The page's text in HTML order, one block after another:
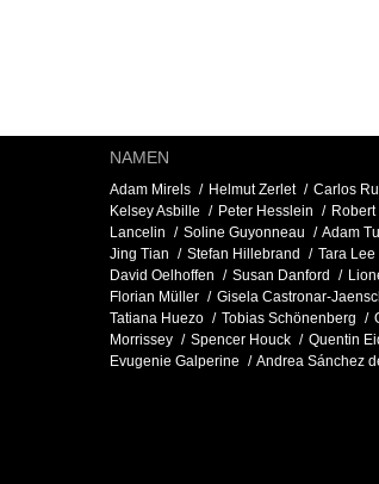
NAMEN
Adam Mirels Helmut Zerlet Carlos
Kelsey Asbille
Peter Hesslein
Lancelin
Soline Guyonneau Adam
Jing Tian
Stefan Hillebrand Tara Lee
David Oelhoffen
Susan Danford
Florian Müller
Gisela Castronar-
Tatiana Huezo
Tobias Schönenberg
Morrissey
Spencer Houck Quentin
Evugenie Galperine
Andrea Sánchez